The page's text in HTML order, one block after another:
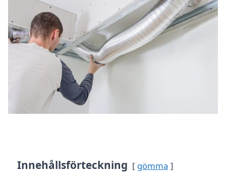
Innehållsförteckning gömma